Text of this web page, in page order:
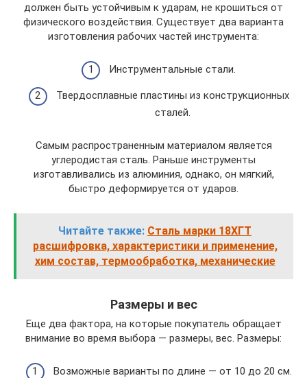
должен быть устойчивым к ударам, не крошиться от
физического воздействия. Существует два варианта
изготовления рабочих частей инструмента:
Инструментальные стали.
Твердосплавные пластины из конструкционных
сталей.
Самым распространенным материалом является
углеродистая сталь. Раньше инструменты
изготавливались из алюминия, однако, он мягкий,
быстро деформируется от ударов.
Читайте также: Сталь марки 18ХГТ
расшифровка, характеристики и применение,
хим состав, термообработка, механические
Размеры и вес
Еще два фактора, на которые покупатель обращает
внимание во время выбора — размеры, вес. Размеры:
Возможные варианты по длине — от 10 до 20 см.